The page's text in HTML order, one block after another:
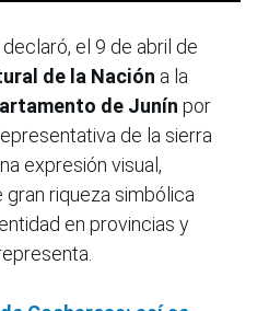
el 9 de abril de
de la Nación a la
de Junín por
de la sierra
expresión visual,
riqueza simbólica
en provincias y